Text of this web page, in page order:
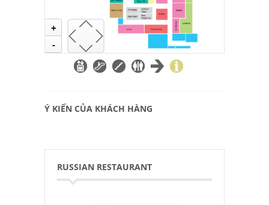
+
-
Ý KIẾN CỦA KHÁCH HÀNG
RUSSIAN RESTAURANT